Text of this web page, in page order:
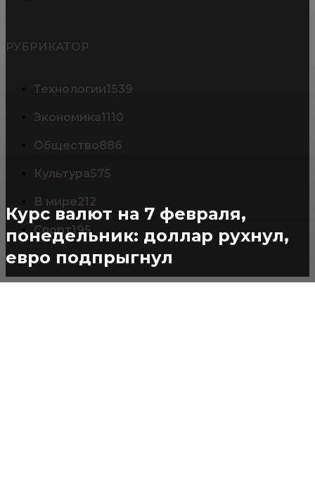
Курс валют на 7 февраля,
понедельник: доллар рухнул,
евро подпрыгнул
РУБРИКАТОР
Технологии1539
Экономика1110
Общество886
Культура575
В мире212
Спорт195